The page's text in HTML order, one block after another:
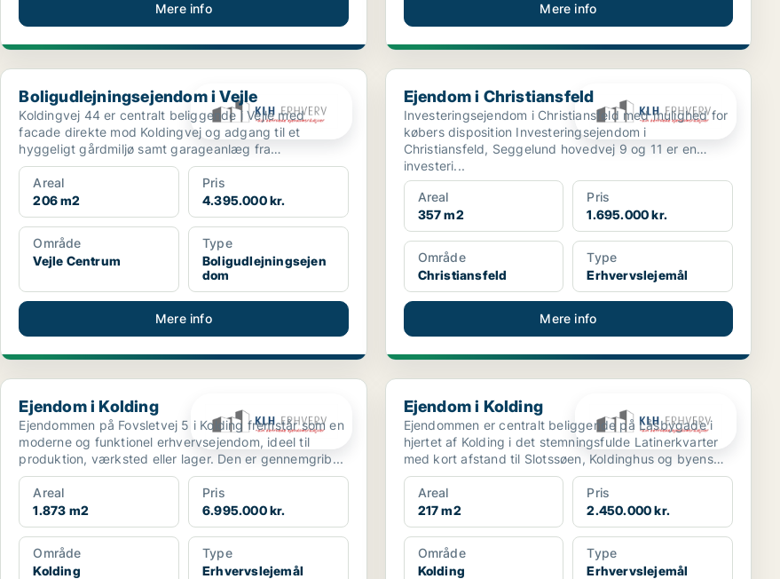
Mere info Mere info
Boligudlejningsejendom i Vejle
Boligudlejningsejendom i Vejle
Koldingvej 44 er centralt beliggende i Vejle med
facade direkte mod Koldingvej og adgang til et
hyggeligt gårdmiljø samt garageanlæg fra
Bleggaardsgade. Ejen...
Areal
206 m2
Pris
4.395.000 kr.
Område
Vejle Centrum
Type
Boligudlejningsejen
dom
Mere info
Ejendom i Christiansfeld
Ejendom i Christiansfeld
Investeringsejendom i Christiansfeld med mulighed for
købers disposition Investeringsejendom i
Christiansfeld, Seggelund hovedvej 9 og 11 er en
investeri...
Areal
357 m2
Pris
1.695.000 kr.
Område
Christiansfeld
Type
Erhvervslejemål
Mere info
Ejendom i Kolding
Ejendom i Kolding
Ejendommen på Fovsletvej 5 i Kolding fremstår som en
moderne og funktionel erhvervsejendom, ideel til
produktion, værksted eller lager. Den er gennemgrib...
Areal
1.873 m2
Pris
6.995.000 kr.
Område
Kolding
Type
Erhvervslejemål
Ejendom i Kolding
Ejendom i Kolding
Ejendommen er centralt beliggende på Låsbygade i
hjertet af Kolding i det stemningsfulde Latinerkvarter
med kort afstand til Slotssøen, Koldinghus og byens
g...
Areal
217 m2
Pris
2.450.000 kr.
Område
Kolding
Type
Erhvervslejemål